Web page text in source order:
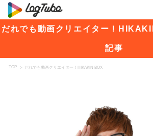
だれでも動画クリエイター！
記事
TOP > だれでも動画クリエイター！HIKAKIN BOX